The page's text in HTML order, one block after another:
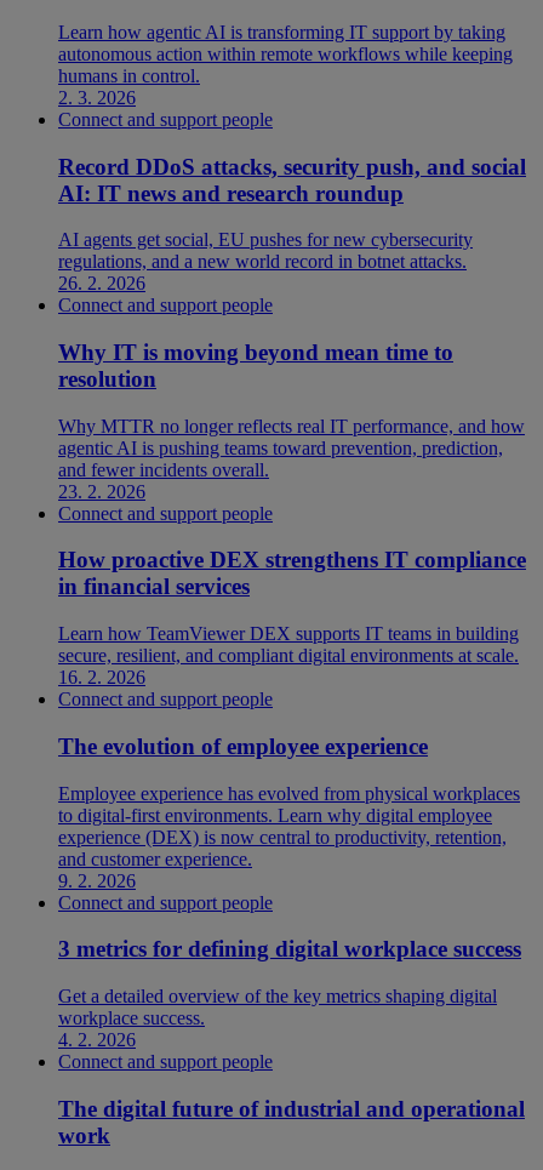
Learn how agentic AI is transforming IT support by taking
autonomous action within remote workflows while keeping
humans in control.
2. 3. 2026
Connect and support people
Record DDoS attacks, security push, and social
AI: IT news and research roundup
AI agents get social, EU pushes for new cybersecurity
regulations, and a new world record in botnet attacks.
26. 2. 2026
Connect and support people
Why IT is moving beyond mean time to
resolution
Why MTTR no longer reflects real IT performance, and how
agentic AI is pushing teams toward prevention, prediction,
and fewer incidents overall.
23. 2. 2026
Connect and support people
How proactive DEX strengthens IT compliance
in financial services
Learn how TeamViewer DEX supports IT teams in building
secure, resilient, and compliant digital environments at scale.
16. 2. 2026
Connect and support people
The evolution of employee experience
Employee experience has evolved from physical workplaces
to digital-first environments. Learn why digital employee
experience (DEX) is now central to productivity, retention,
and customer experience.
9. 2. 2026
Connect and support people
3 metrics for defining digital workplace success
Get a detailed overview of the key metrics shaping digital
workplace success.
4. 2. 2026
Connect and support people
The digital future of industrial and operational
work